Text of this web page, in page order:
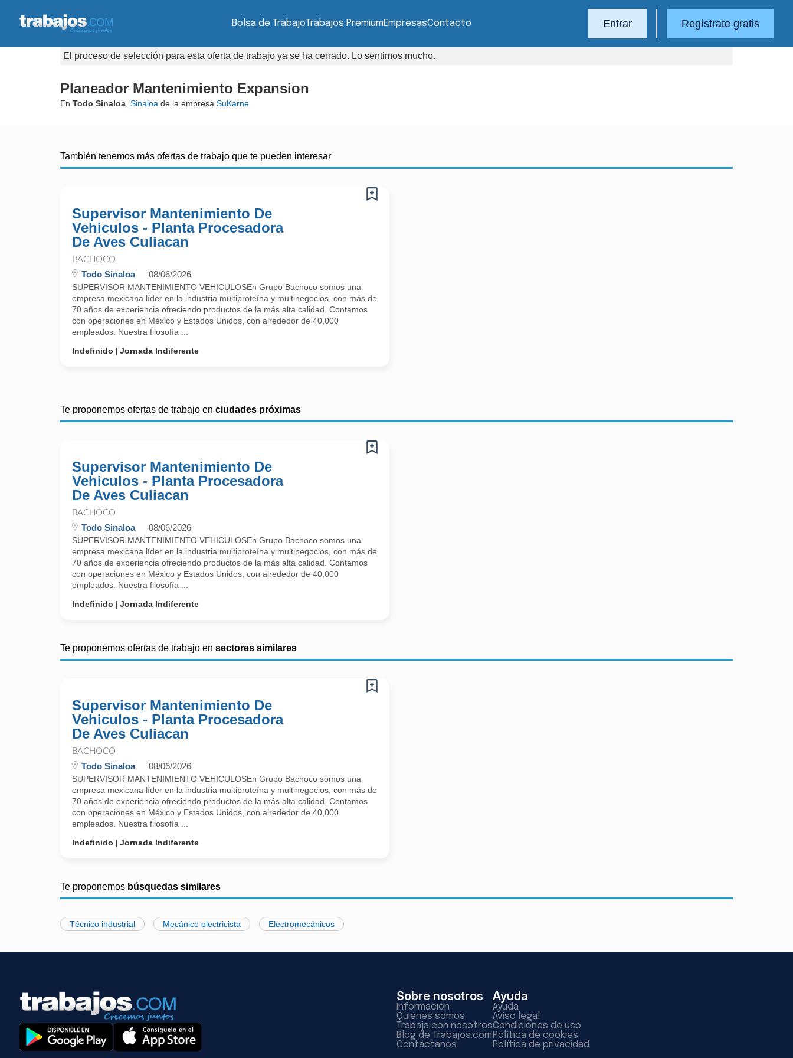
Bolsa de TrabajoTrabajos PremiumEmpresasContacto Entrar Regístrate gratis
El proceso de selección para esta oferta de trabajo ya se ha cerrado. Lo sentimos mucho.
Planeador Mantenimiento Expansion
En Todo Sinaloa Sinaloa de la empresa SuKarne
También tenemos más ofertas de trabajo que te pueden interesar
Supervisor Mantenimiento De
Vehiculos - Planta Procesadora
De Aves Culiacan
BACHOCO
Todo Sinaloa 08/06/2026
SUPERVISOR MANTENIMIENTO VEHICULOSEn Grupo Bachoco somos una
empresa mexicana líder en la industria multiproteína y multinegocios, con más de
70 años de experiencia ofreciendo productos de la más alta calidad. Contamos
con operaciones en México y Estados Unidos, con alrededor de 40,000
empleados. Nuestra filosofía ...
Indefinido
Jornada Indiferente
Te proponemos ofertas de trabajo en ciudades próximas
Supervisor Mantenimiento De
Vehiculos - Planta Procesadora
De Aves Culiacan
BACHOCO
Todo Sinaloa 08/06/2026
SUPERVISOR MANTENIMIENTO VEHICULOSEn Grupo Bachoco somos una
empresa mexicana líder en la industria multiproteína y multinegocios, con más de
70 años de experiencia ofreciendo productos de la más alta calidad. Contamos
con operaciones en México y Estados Unidos, con alrededor de 40,000
empleados. Nuestra filosofía ...
Indefinido
Jornada Indiferente
Te proponemos ofertas de trabajo en sectores similares
Supervisor Mantenimiento De
Vehiculos - Planta Procesadora
De Aves Culiacan
BACHOCO
Todo Sinaloa 08/06/2026
SUPERVISOR MANTENIMIENTO VEHICULOSEn Grupo Bachoco somos una
empresa mexicana líder en la industria multiproteína y multinegocios, con más de
70 años de experiencia ofreciendo productos de la más alta calidad. Contamos
con operaciones en México y Estados Unidos, con alrededor de 40,000
empleados. Nuestra filosofía ...
Indefinido
Jornada Indiferente
Te proponemos búsquedas similares
Técnico industrial Mecánico electricista Electromecánicos
Sobre nosotros
Información
Quiénes somos
Trabaja con nosotros
Blog de Trabajos.com
Contáctanos
Ayuda
Ayuda
Aviso legal
Condiciones de uso
Política de cookies
Política de privacidad